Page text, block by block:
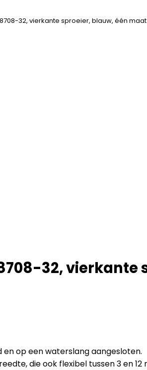
32, vierkante sproeier, blauw, één maat
32,
op een waterslang aangesloten.
die ook flexibel tussen 3 en